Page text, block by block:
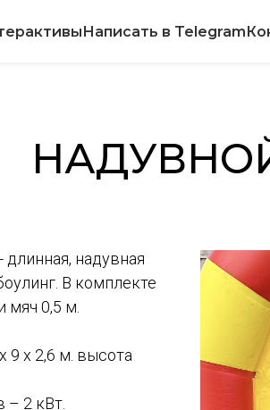
Написать в Telegram
длинная, надувная
В комплекте
мяч 0,5 м.
9 х 2,6 м. высота
– 2 кВт.